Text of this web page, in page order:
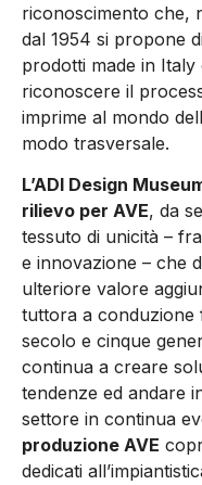
riconoscimento che,
dal 1954 si propone
prodotti made in
riconoscere il
imprime al mondo
modo trasversale.
L’ADI Design
rilievo per AVE, da
tessuto di unicità –
e innovazione – che
ulteriore valore
tuttora a conduzione
secolo e cinque
continua a creare
tendenze ed andare
settore in continua
produzione AVE
dedicati